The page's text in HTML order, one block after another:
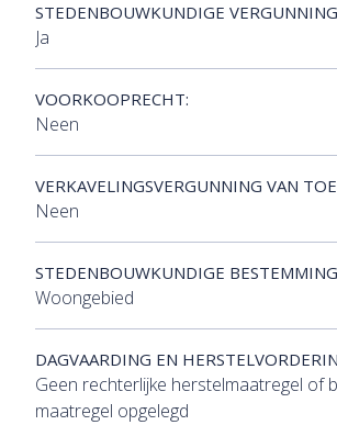
STEDENBOUWKUNDIGE
Ja
VOORKOOPRECHT:
Neen
VERKAVELINGSVERGUNNING VAN
Neen
STEDENBOUWKUNDIGE
Woongebied
DAGVAARDING EN
Geen rechterlijke herstelmaatregel of
maatregel opgelegd